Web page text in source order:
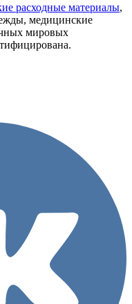
расходные материалы,
медицинские
мировых